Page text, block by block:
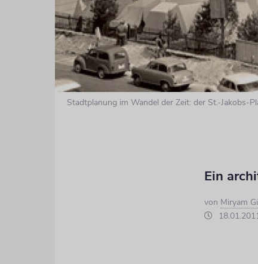
Stadtplanung im Wandel der Zeit: der St.-Jakobs-
Ein
von Miryam